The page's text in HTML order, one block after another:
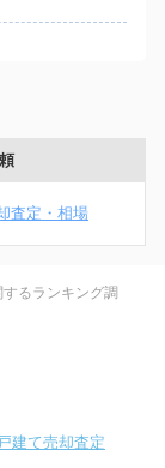
査定・相場
るランキング調
建て売却査定